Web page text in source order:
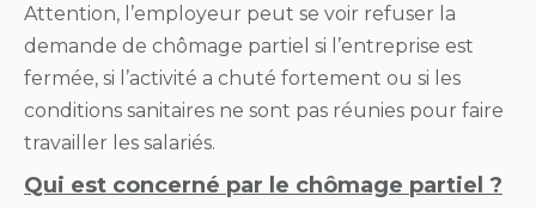
Attention, l’employeur peut se voir refuser la
demande de chômage partiel si l’entreprise est
fermée, si l’activité a chuté fortement ou si les
conditions sanitaires ne sont pas réunies pour faire
travailler les salariés.
Qui est concerné par le chômage partiel ?